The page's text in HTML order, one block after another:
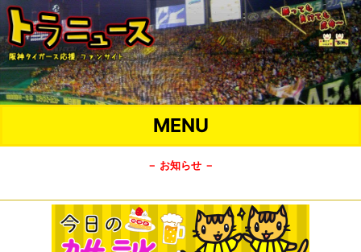
MENU
－ お知らせ －